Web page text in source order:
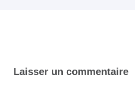
Laisser un commentaire